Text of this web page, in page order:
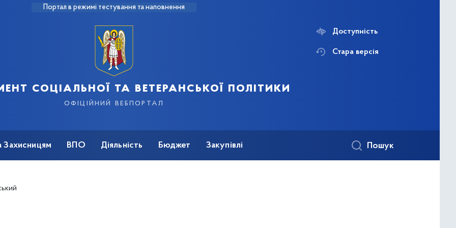
Портал в режимі тестування та наповнення
соціальної та ветеранської політики
офіційний вебпортал
Доступність
Стара версія
Захисницям ВПО Діяльність Бюджет Закупівлі Пошук